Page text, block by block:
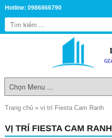
Hotline: 0986866790
Trang chủ » vị trí Fiesta Cam Ranh
VỊ TRÍ FIESTA CAM RANH